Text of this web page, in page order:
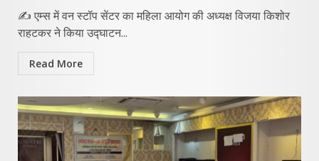
✍️ एम्स में वन स्टॉप सेंटर का महिला आयोग की अध्यक्ष विजया किशोर
राहटकर ने किया उद्घाटन...
Read More